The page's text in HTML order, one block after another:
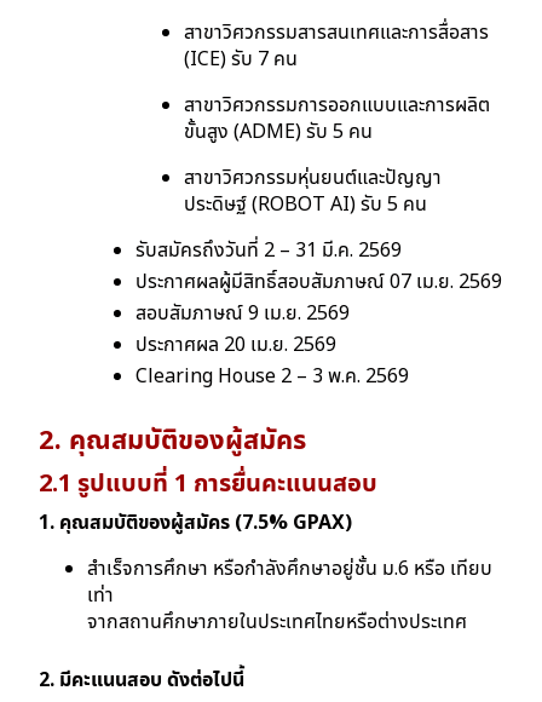
สาขาวิศวกรรมสารสนเทศและการสื่อสาร
(ICE) รับ 7 คน
สาขาวิศวกรรมการออกแบบและการผลิต
ขั้นสูง (ADME) รับ 5 คน
สาขาวิศวกรรมหุ่นยนต์และปัญญา
ประดิษฐ์ (ROBOT AI) รับ 5 คน
รับสมัครถึงวันที่ 2 – 31 มี.ค. 2569
ประกาศผลผู้มีสิทธิ์สอบสัมภาษณ์ 07 เม.ย. 2569
สอบสัมภาษณ์ 9 เม.ย. 2569
ประกาศผล 20 เม.ย. 2569
Clearing House 2 – 3 พ.ค. 2569
2. คุณสมบัติของผู้สมัคร
2.1 รูปแบบที่ 1 การยื่นคะแนนสอบ
1. คุณสมบัติของผู้สมัคร (7.5% GPAX)
สำเร็จการศึกษา หรือกำลังศึกษาอยู่ชั้น ม.6 หรือ เทียบ
เท่า
จากสถานศึกษาภายในประเทศไทยหรือต่างประเทศ
2. มีคะแนนสอบ ดังต่อไปนี้